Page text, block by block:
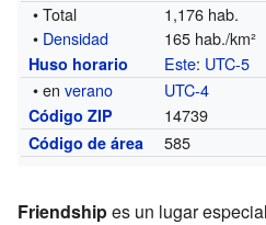
• Total
1,176 hab.
• Densidad 165 hab./km²
Huso horario Este: UTC-5
• enverano UTC-4
Código ZIP 14739
Código de área 585
Friendshipes un lugar